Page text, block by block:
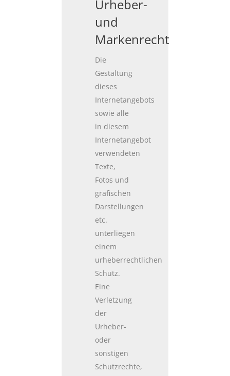
Urheber-
und
Markenrecht
Die
Gestaltung
dieses
Internetangebots
sowie alle
in diesem
Internetangebot
verwendeten
Texte,
Fotos und
grafischen
Darstellungen
etc.
unterliegen
einem
urheberrechtlichen
Schutz.
Eine
Verletzung
der
Urheber-
oder
sonstigen
Schutzrechte,